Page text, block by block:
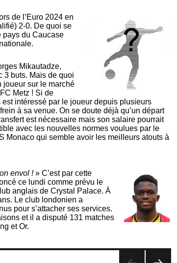
de l’Euro 2024 en
2-0. De quoi se
pays du Caucase
Mikautadze,
3 buts. Mais de quoi
joueur sur le marché
Metz ! Si de
intéressé par le joueur depuis plusieurs
à sa venue. On se doute déjà qu’un départ
est nécessaire mais son salaire pourrait
avec les nouvelles normes voulues par le
Monaco qui semble avoir les meilleurs atouts à
envol !» C’est par cette
ce lundi comme prévu le
anglais de Crystal Palace. À
Le club londonien a
pour s’attacher ses services.
et il a disputé 131 matches
et Or.